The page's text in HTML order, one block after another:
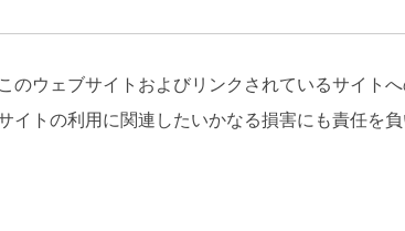
のウェブサイトおよびリンクされているサイト
イトの利用に関連したいかなる損害にも責任を負